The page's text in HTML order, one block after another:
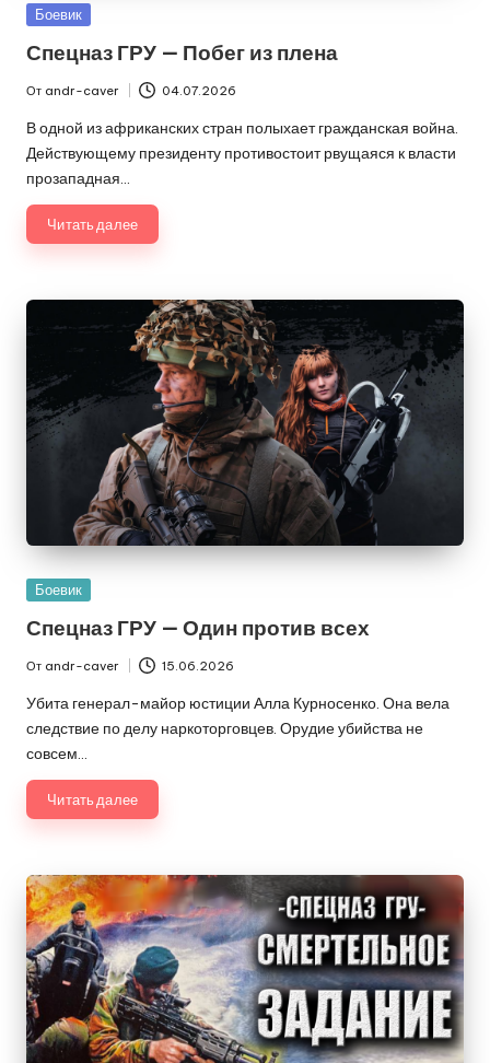
Опубликовано
Боевик
Спецназ ГРУ — Побег из плена
Запись
от
От andr-caver 04.07.2026
В одной из африканских стран полыхает гражданская война.
Действующему президенту противостоит рвущаяся к власти
прозападная…
Читать далее
Опубликовано
Боевик
Спецназ ГРУ — Один против всех
Запись
от
От andr-caver 15.06.2026
Убита генерал-майор юстиции Алла Курносенко. Она вела
следствие по делу наркоторговцев. Орудие убийства не
совсем…
Читать далее